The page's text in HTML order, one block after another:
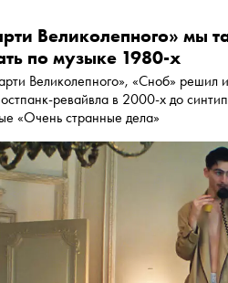
Великолепного» мы
по музыке 1980-х
Великолепного», «Сноб» решил
ревайвла в 2000-х до
«Очень странные дела»